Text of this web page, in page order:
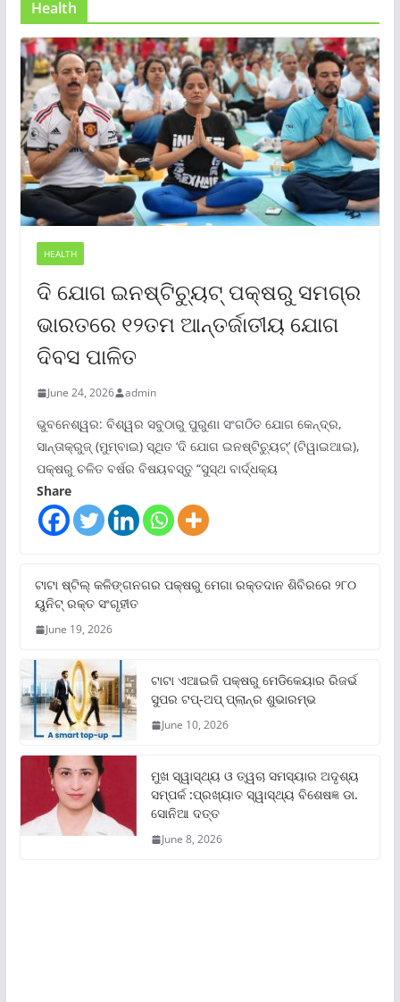
Health
HEALTH
ଦି ଯୋଗ ଇନଷ୍ଟିଚ୍ୟୁଟ୍ ପକ୍ଷରୁ ସମଗ୍ର
ଭାରତରେ ୧୨ତମ ଆନ୍ତର୍ଜାତୀୟ ଯୋଗ
ଦିବସ ପାଳିତ
June 24, 2026 admin
ଭୁବନେଶ୍ୱର: ବିଶ୍ୱର ସବୁଠାରୁ ପୁରୁଣା ସଂଗଠିତ ଯୋଗ କେନ୍ଦ୍ର,
ସାନ୍ତାକ୍ରୁଜ୍ (ମୁମ୍ବାଇ) ସ୍ଥିତ ‘ଦି ଯୋଗ ଇନଷ୍ଟିଚ୍ୟୁଟ୍‌’ (ଟିୱାଇଆଇ),
ପକ୍ଷରୁ ଚଳିତ ବର୍ଷର ବିଷୟବସ୍ତୁ “ସୁସ୍ଥ ବାର୍ଦ୍ଧକ୍ୟ
Share
ଟାଟା ଷ୍ଟିଲ୍‌ କଳିଙ୍ଗନଗର ପକ୍ଷରୁ ମେଗା ରକ୍ତଦାନ ଶିବିରରେ ୨୮୦
ୟୁନିଟ୍‌ ରକ୍ତ ସଂଗୃହୀତ
June 19, 2026
ଟାଟା ଏଆଇଜି ପକ୍ଷରୁ ମେଡିକେୟାର ରିଜର୍ଭ
ସୁପର ଟପ୍‌-ଅପ୍ ପ୍ଲାନ୍‌ର ଶୁଭାରମ୍ଭ
June 10, 2026
ମୁଖ ସ୍ୱାସ୍ଥ୍ୟ ଓ ତ୍ୱଚା ସମସ୍ୟାର ଅଦୃଶ୍ୟ
ସମ୍ପର୍କ :ପ୍ରଖ୍ୟାତ ସ୍ୱାସ୍ଥ୍ୟ ବିଶେଷଜ୍ଞ ଡା.
ସୋନିଆ ଦତ୍ତ
June 8, 2026